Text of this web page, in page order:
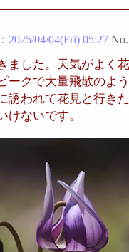
2025/04/04(Fri) 05:27 No.
ました。天気がよく
ークで大量飛散のよ
誘われて花見と行き
けないです。